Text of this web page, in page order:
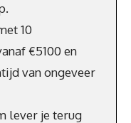
10
€5100 en
van ongeveer
lever je terug